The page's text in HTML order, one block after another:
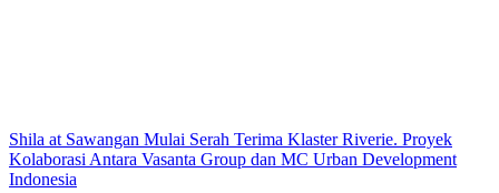
Shila at Sawangan Mulai Serah Terima Klaster Riverie. Proyek
Kolaborasi Antara Vasanta Group dan MC Urban Development
Indonesia